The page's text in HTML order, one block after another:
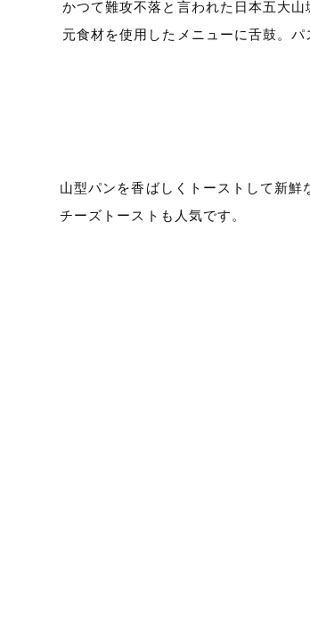
かつて難攻不落と言われた日本五大
元食材を使用したメニューに舌鼓。
山型パンを香ばしくトーストして新
チーズトーストも人気です。